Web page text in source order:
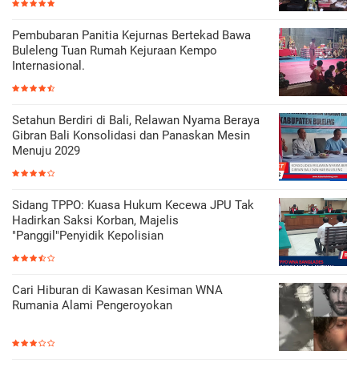
Pembubaran Panitia Kejurnas Bertekad Bawa
Buleleng Tuan Rumah Kejuraan Kempo
Internasional.
Setahun Berdiri di Bali, Relawan Nyama Beraya
Gibran Bali Konsolidasi dan Panaskan Mesin
Menuju 2029
Sidang TPPO: Kuasa Hukum Kecewa JPU Tak
Hadirkan Saksi Korban, Majelis
"Panggil"Penyidik Kepolisian
Cari Hiburan di Kawasan Kesiman WNA
Rumania Alami Pengeroyokan